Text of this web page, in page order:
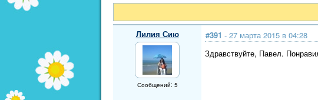
Лилия Сию
Сообщений: 5
#391 - 27 марта 2015 в 04:28
Здравствуйте, Павел.